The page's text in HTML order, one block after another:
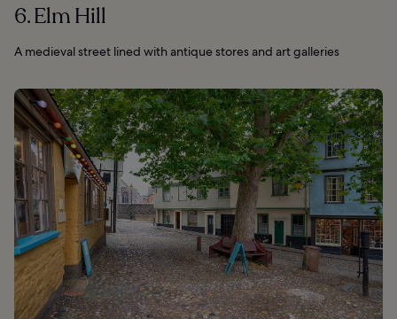
6. Elm Hill
A medieval street lined with antique stores and art galleries